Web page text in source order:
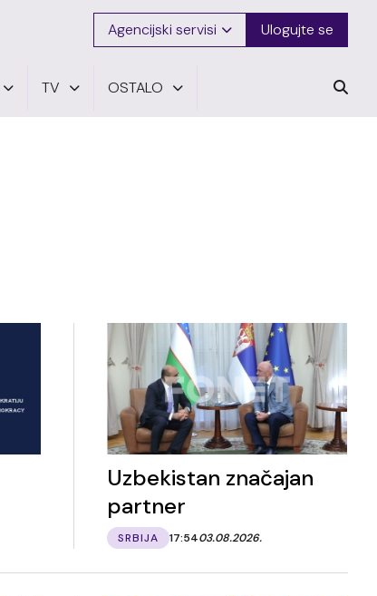
Agencijski servisi Ulogujte se
TV OSTALO
Uzbekistan značajan
partner
SRBIJA 17:5403.08.2026.